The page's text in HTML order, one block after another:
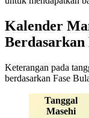
Kalender
Berdasarkan
Keterangan pada
berdasarkan Fase
Tanggal
Masehi